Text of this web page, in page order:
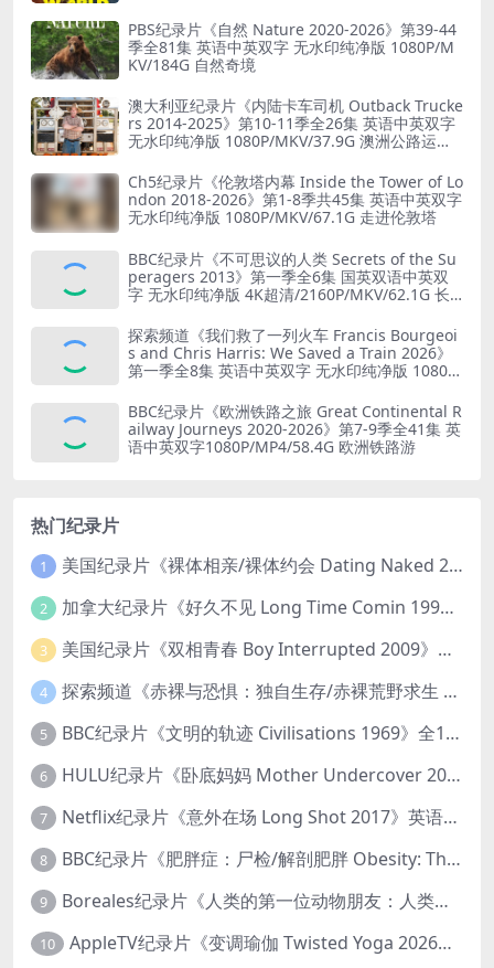
PBS纪录片《自然 Nature 2020-2026》第39-44
季全81集 英语中英双字 无水印纯净版 1080P/M
KV/184G 自然奇境
澳大利亚纪录片《内陆卡车司机 Outback Trucke
rs 2014-2025》第10-11季全26集 英语中英双字
无水印纯净版 1080P/MKV/37.9G 澳洲公路运输
Ch5纪录片《伦敦塔内幕 Inside the Tower of Lo
ndon 2018-2026》第1-8季共45集 英语中英双字
无水印纯净版 1080P/MKV/67.1G 走进伦敦塔
BBC纪录片《不可思议的人类 Secrets of the Su
peragers 2013》第一季全6集 国英双语中英双
字 无水印纯净版 4K超清/2160P/MKV/62.1G 长
探索频道《我们救了一列火车 Francis Bourgeoi
s and Chris Harris: We Saved a Train 2026》
第一季全8集 英语中英双字 无水印纯净版 1080P/
BBC纪录片《欧洲铁路之旅 Great Continental R
ailway Journeys 2020-2026》第7-9季全41集 英
语中英双字1080P/MP4/58.4G 欧洲铁路游
热门纪录片
1 美国纪录片《裸体相亲/裸体约会 Dating Naked 2014-2016》第1-3季全33集 英语中英双字 无水印纯净版 1080P/MKV/85.6G 裸体相亲真人秀
2 加拿大纪录片《好久不见 Long Time Comin 1993》英语中英双字 官方纯净版 1080P/MKV/1G 女同性艺术家
3 美国纪录片《双相青春 Boy Interrupted 2009》英语中英双字 官方纯净版 1080P/MKV/1.43G 青少年躁郁症
4 探索频道《赤裸与恐惧：独自生存/赤裸荒野求生 Naked and Afraid: Solo 2023》第一季全8集 英语中英双字 官方纯净版 高码1080P/MKV/45.4G
5 BBC纪录片《文明的轨迹 Civilisations 1969》全13集 英语中英双字 高清收藏版 1080P/MKV/64.1G 西方艺术史话
6 HULU纪录片《卧底妈妈 Mother Undercover 2023》全4集 英语中英双字 官方纯净版 1080P/MKV/7.6G 拯救孩子
7 Netflix纪录片《意外在场 Long Shot 2017》英语中字 720P/NKV/1.06GB 美国谋杀误判案件
8 BBC纪录片《肥胖症：尸检/解剖肥胖 Obesity: The Post Mortem 2016》英语中英双字 无水印纯净版 1080P/MKV/1.03G
9 Boreales纪录片《人类的第一位动物朋友：人类和狗的神奇故事 Man’s First Friend 2018》英语中英双字 1080P/MP4/1.8G 狗的神奇故事
10 AppleTV纪录片《变调瑜伽 Twisted Yoga 2026》全3集 英语中英双字 无水印纯净版 1080P/MKV/10G 瑜伽大师背后的真相